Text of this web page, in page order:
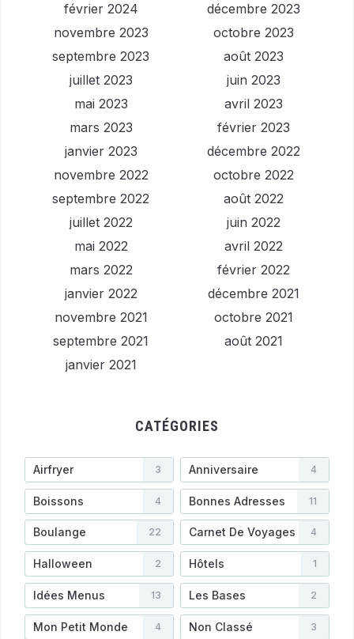
février 2024
décembre 2023
novembre 2023
octobre 2023
septembre 2023
août 2023
juillet 2023
juin 2023
mai 2023
avril 2023
mars 2023
février 2023
janvier 2023
décembre 2022
novembre 2022
octobre 2022
septembre 2022
août 2022
juillet 2022
juin 2022
mai 2022
avril 2022
mars 2022
février 2022
janvier 2022
décembre 2021
novembre 2021
octobre 2021
septembre 2021
août 2021
janvier 2021
CATÉGORIES
Airfryer 3 Anniversaire 4
Boissons 4 Bonnes Adresses 11
Boulange 22 Carnet De Voyages 4
Halloween 2 Hôtels 1
Idées Menus 13 Les Bases 2
Mon Petit Monde 4 Non Classé 3